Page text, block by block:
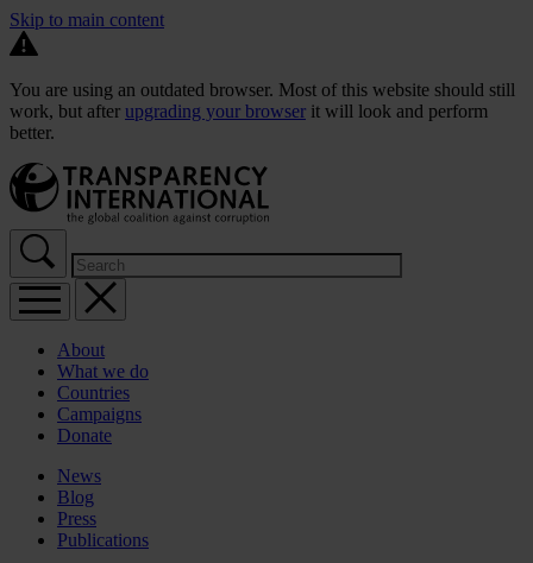
Skip to main content
You are using an outdated browser. Most of this website should still
work, but after upgrading your browser it will look and perform
better.
About
What we do
Countries
Campaigns
Donate
News
Blog
Press
Publications